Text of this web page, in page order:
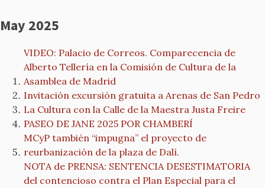
May 2025
VIDEO: Palacio de Correos. Comparecencia de
Alberto Tellería en la Comisión de Cultura de la
Asamblea de Madrid
Invitación excursión gratuita a Arenas de San Pedro
La Cultura con la Calle de la Maestra Justa Freire
PASEO DE JANE 2025 POR CHAMBERÍ
MCyP también “impugna” el proyecto de
reurbanización de la plaza de Dalí.
NOTA de PRENSA: SENTENCIA DESESTIMATORIA
del contencioso contra el Plan Especial para el